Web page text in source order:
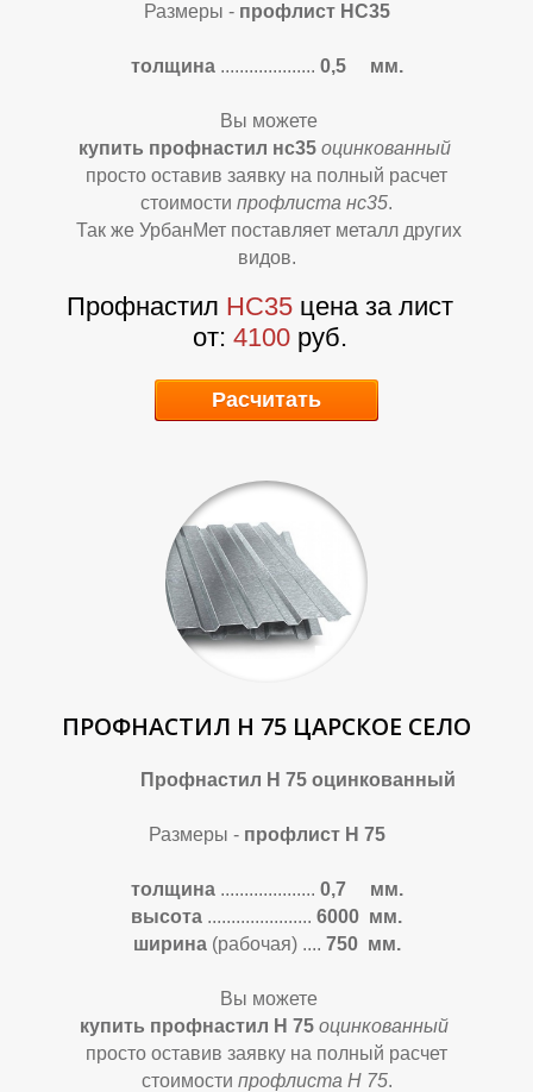
В
У
Размеры - профлист НС35
толщина .................... 0,5 мм.
Вы можете
купить профнастил нс35 оцинкованный
просто оставив заявку на полный расчет
стоимости профлиста нс35.
Так же УрбанМет поставляет металл других
видов.
Профнастил НС35 цена за лист
от: 4100 руб.
Расчитать
ПРОФНАСТИЛ Н 75 ЦАРСКОЕ СЕЛО
Профнастил Н 75 оцинкованный
Размеры - профлист Н 75
толщина .................... 0,7 мм.
высота ...................... 6000 мм.
ширина (рабочая) .... 750 мм.
Вы можете
купить профнастил Н 75 оцинкованный
просто оставив заявку на полный расчет
стоимости профлиста Н 75.
В
У